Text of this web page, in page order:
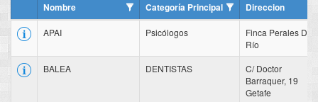
Nombre Categoría Principal Direccion
APAI Psicólogos
Finca Perales Del
Río
BALEA
DENTISTAS
C/ Doctor
Barraquer, 19
Getafe